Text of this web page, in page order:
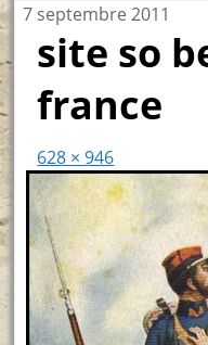
7 septembre 2011
site so
france
628 × 946